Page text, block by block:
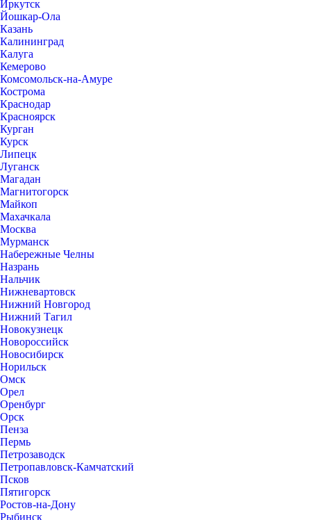
Иркутск
Йошкар-Ола
Казань
Калининград
Калуга
Кемерово
Комсомольск-на-Амуре
Кострома
Краснодар
Красноярск
Курган
Курск
Липецк
Луганск
Магадан
Магнитогорск
Майкоп
Махачкала
Москва
Мурманск
Набережные Челны
Назрань
Нальчик
Нижневартовск
Нижний Новгород
Нижний Тагил
Новокузнецк
Новороссийск
Новосибирск
Норильск
Омск
Орел
Оренбург
Орск
Пенза
Пермь
Петрозаводск
Петропавловск-Камчатский
Псков
Пятигорск
Ростов-на-Дону
Рыбинск